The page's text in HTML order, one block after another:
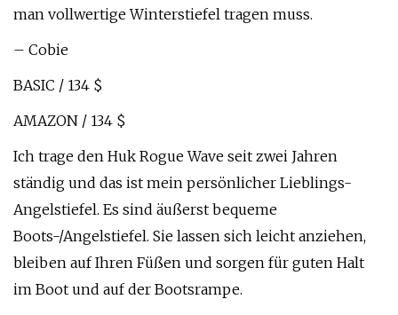
man vollwertige Winterstiefel tragen muss.
– Cobie
BASIC / 134 $
AMAZON / 134 $
Ich trage den Huk Rogue Wave seit zwei Jahren
ständig und das ist mein persönlicher Lieblings-
Angelstiefel. Es sind äußerst bequeme
Boots-/Angelstiefel. Sie lassen sich leicht anziehen,
bleiben auf Ihren Füßen und sorgen für guten Halt
im Boot und auf der Bootsrampe.